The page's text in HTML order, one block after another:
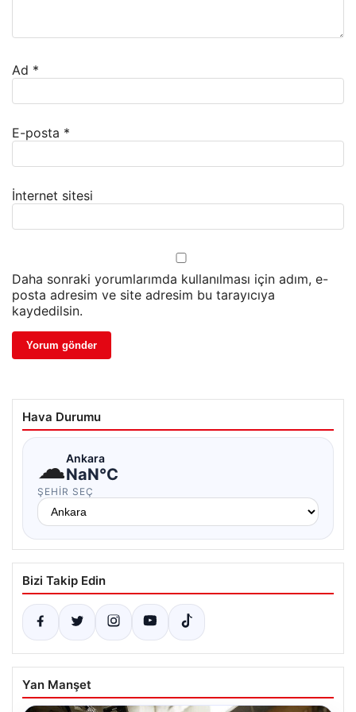
Ad *
E-posta *
İnternet sitesi
Daha sonraki yorumlarımda kullanılması için adım, e-
posta adresim ve site adresim bu tarayıcıya
kaydedilsin.
Hava Durumu
☁Ankara
NaN°C
ŞEHIR SEÇ
Bizi Takip Edin
Yan Manşet